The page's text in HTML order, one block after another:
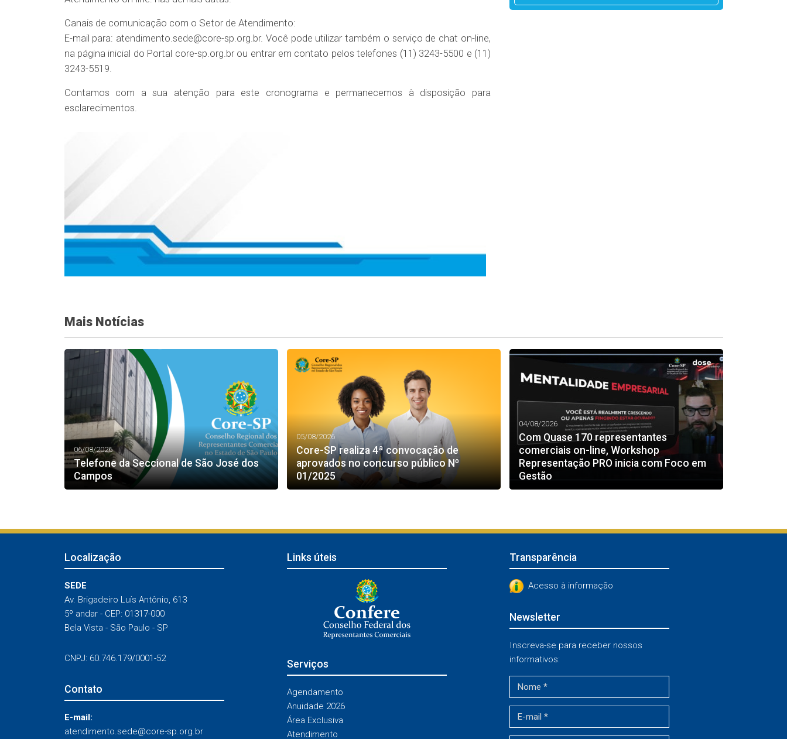
Canais de comunicação com o Setor de Atendimento:
E-mail para: atendimento.sede@core-sp.org.br. Você pode utilizar também o serviço de chat on-line,
na página inicial do Portal core-sp.org.br ou entrar em contato pelos telefones (11) 3243-5500 e (11)
3243-5519.
Contamos com a sua atenção para este cronograma e permanecemos à disposição para
esclarecimentos.
Mais Notícias
06/08/2026
Telefone da Seccional de São José dos
Campos
05/08/2026
Core-SP realiza 4ª convocação de
aprovados no concurso público Nº
01/2025
04/08/2026
Com Quase 170 representantes
comerciais on-line, Workshop
Representação PRO inicia com Foco em
Gestão
Localização
SEDE
Av. Brigadeiro Luís Antônio, 613
5º andar - CEP: 01317-000
Bela Vista - São Paulo - SP
CNPJ: 60.746.179/0001-52
Contato
E-mail:
atendimento.sede@core-sp.org.br
Links úteis
Serviços
Agendamento
Anuidade 2026
Área Exclusiva
Atendimento
Transparência
Acesso à informação
Newsletter
Inscreva-se para receber nossos
informativos: